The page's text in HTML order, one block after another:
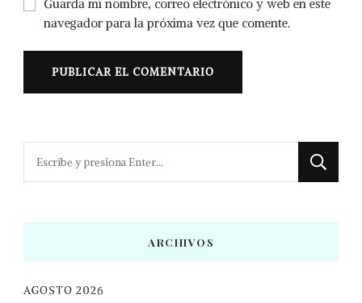
Guarda mi nombre, correo electrónico y web en este
navegador para la próxima vez que comente.
ARCHIVOS
AGOSTO 2026